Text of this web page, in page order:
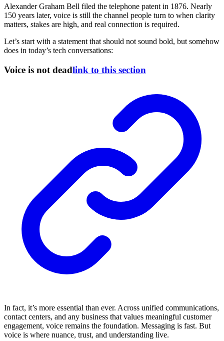
Alexander Graham Bell filed the telephone patent in 1876. Nearly
150 years later, voice is still the channel people turn to when clarity
matters, stakes are high, and real connection is required.
Let’s start with a statement that should not sound bold, but somehow
does in today’s tech conversations:
Voice is not deadlink to this section
In fact, it’s more essential than ever. Across unified communications,
contact centers, and any business that values meaningful customer
engagement, voice remains the foundation. Messaging is fast. But
voice is where nuance, trust, and understanding live.